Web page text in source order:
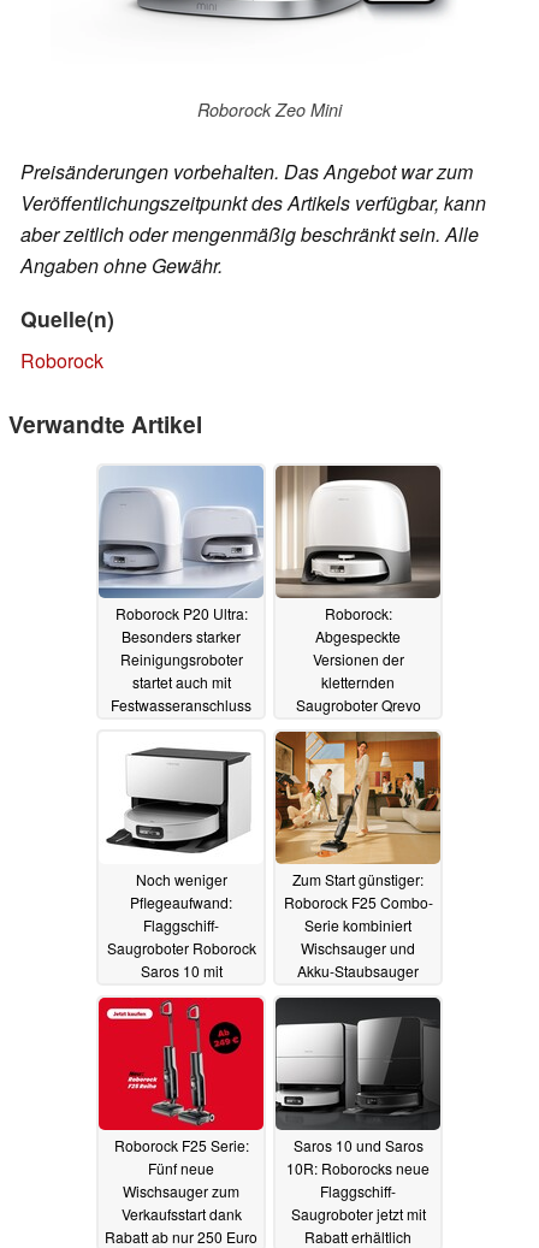
Roborock Zeo Mini
Preisänderungen vorbehalten. Das Angebot war zum
Veröffentlichungszeitpunkt des Artikels verfügbar, kann
aber zeitlich oder mengenmäßig beschränkt sein. Alle
Angaben ohne Gewähr.
Quelle(n)
Roborock
Verwandte Artikel
Roborock P20 Ultra:
Besonders starker
Reinigungsroboter
startet auch mit
Festwasseranschluss
Roborock:
Abgespeckte
Versionen der
kletternden
Saugroboter Qrevo
Curv und Edge starten
mit Rabatt05.03.2025
Noch weniger
Pflegeaufwand:
Flaggschiff-
Saugroboter Roborock
Saros 10 mit
Wasseranschluss
erhältlich
04.03.2025
Zum Start günstiger:
Roborock F25 Combo-
Serie kombiniert
Wischsauger und
Akku-Staubsauger
04.03.2025
Roborock F25 Serie:
Fünf neue
Wischsauger zum
Verkaufsstart dank
Rabatt ab nur 250 Euro
Saros 10 und Saros
10R: Roborocks neue
Flaggschiff-
Saugroboter jetzt mit
Rabatt erhältlich